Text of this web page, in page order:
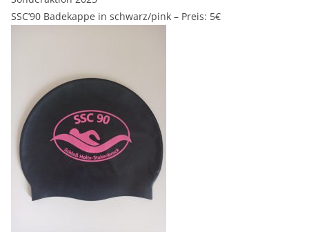
SSC’90 Badekappe in schwarz/pink – Preis: 5€